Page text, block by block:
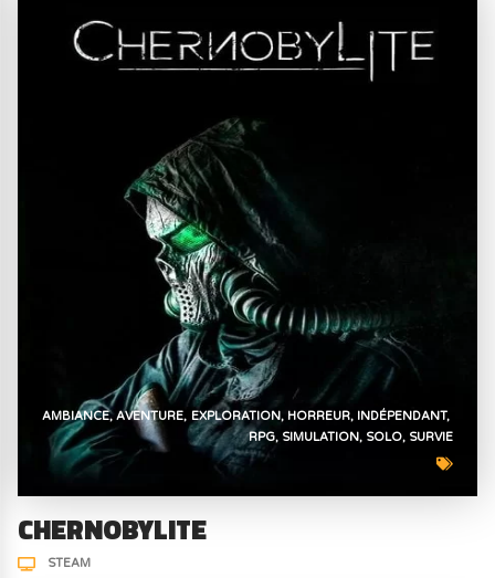
AMBIANCE AVENTURE EXPLORATION HORREUR INDÉPENDANT
RPG SIMULATION SOLO SURVIE
CHERNOBYLITE
STEAM